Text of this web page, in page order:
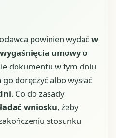
powinien wydaćw
umowy o
dokumentu w tym dniu
doręczyć albo wysłać
. Co do zasady
wniosku, żeby
stosunku